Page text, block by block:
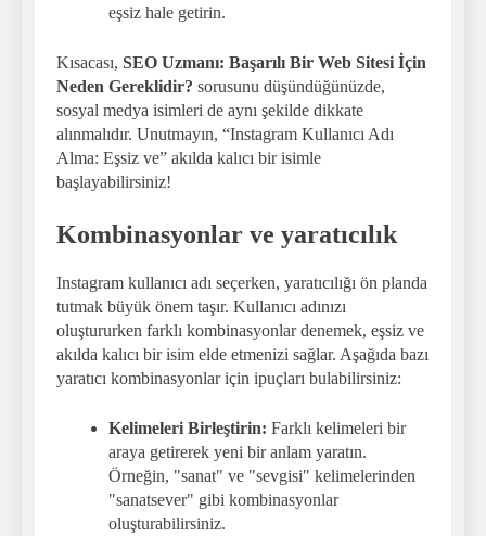
eşsiz hale getirin.
Kısacası, SEO Uzmanı: Başarılı Bir Web Sitesi İçin
Neden Gereklidir? sorusunu düşündüğünüzde,
sosyal medya isimleri de aynı şekilde dikkate
alınmalıdır. Unutmayın, “Instagram Kullanıcı Adı
Alma: Eşsiz ve” akılda kalıcı bir isimle
başlayabilirsiniz!
Kombinasyonlar ve yaratıcılık
Instagram kullanıcı adı seçerken, yaratıcılığı ön planda
tutmak büyük önem taşır. Kullanıcı adınızı
oluştururken farklı kombinasyonlar denemek, eşsiz ve
akılda kalıcı bir isim elde etmenizi sağlar. Aşağıda bazı
yaratıcı kombinasyonlar için ipuçları bulabilirsiniz:
Kelimeleri Birleştirin: Farklı kelimeleri bir
araya getirerek yeni bir anlam yaratın.
Örneğin, "sanat" ve "sevgisi" kelimelerinden
"sanatsever" gibi kombinasyonlar
oluşturabilirsiniz.